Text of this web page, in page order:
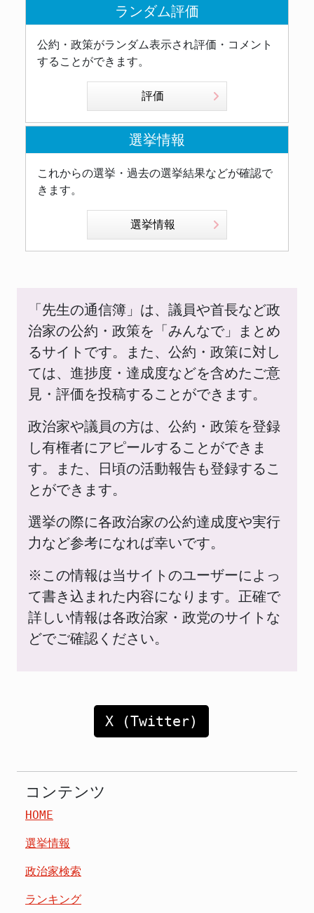
ランダム評価
公約・政策がランダム表示され評価・コメント
することができます。
評価
選挙情報
これからの選挙・過去の選挙結果などが確認で
きます。
選挙情報
「先生の通信簿」は、議員や首長など政
治家の公約・政策を「みんなで」まとめ
るサイトです。また、公約・政策に対し
ては、進捗度・達成度などを含めたご意
見・評価を投稿することができます。
政治家や議員の方は、公約・政策を登録
し有権者にアピールすることができま
す。また、日頃の活動報告も登録するこ
とができます。
選挙の際に各政治家の公約達成度や実行
力など参考になれば幸いです。
※この情報は当サイトのユーザーによっ
て書き込まれた内容になります。正確で
詳しい情報は各政治家・政党のサイトな
どでご確認ください。
X (Twitter)
コンテンツ
HOME
選挙情報
政治家検索
ランキング